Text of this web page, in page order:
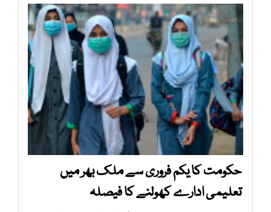
حکومت کا یکم فروری سے ملک بھر میں
تعلیمی ادارے کھولنے کا فیصلہ